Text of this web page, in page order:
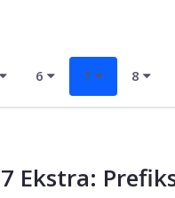
6 7 8
7 Ekstra: